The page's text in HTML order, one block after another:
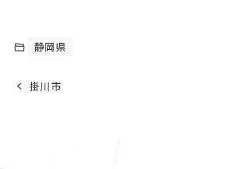
静岡県
掛川市